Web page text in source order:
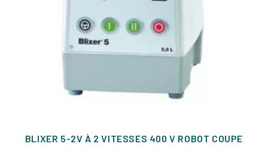
BLIXER 5-2V À 2 VITESSES 400 V ROBOT COUPE